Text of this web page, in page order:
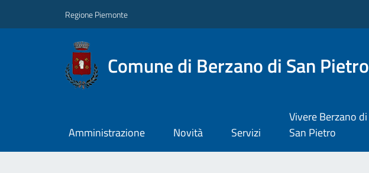
Regione Piemonte
Comune di Berzano di San Pietro
Amministrazione Novità Servizi
Vivere Berzano di
San Pietro